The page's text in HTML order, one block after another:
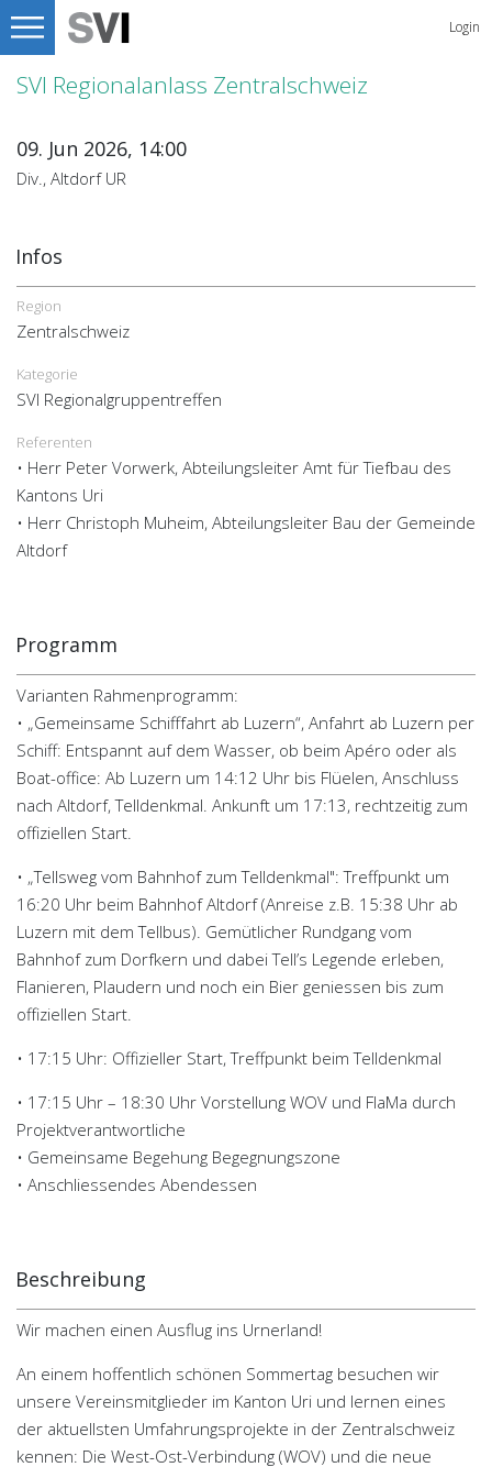
Login
SVI Regionalanlass Zentralschweiz
09. Jun 2026, 14:00
Div., Altdorf UR
Infos
Region
Zentralschweiz
Kategorie
SVI Regionalgruppentreffen
Referenten
• Herr Peter Vorwerk, Abteilungsleiter Amt für Tiefbau des
Kantons Uri
• Herr Christoph Muheim, Abteilungsleiter Bau der Gemeinde
Altdorf
Programm
Varianten Rahmenprogramm:
• „Gemeinsame Schifffahrt ab Luzern“, Anfahrt ab Luzern per
Schiff: Entspannt auf dem Wasser, ob beim Apéro oder als
Boat-office: Ab Luzern um 14:12 Uhr bis Flüelen, Anschluss
nach Altdorf, Telldenkmal. Ankunft um 17:13, rechtzeitig zum
offiziellen Start.
• „Tellsweg vom Bahnhof zum Telldenkmal": Treffpunkt um
16:20 Uhr beim Bahnhof Altdorf (Anreise z.B. 15:38 Uhr ab
Luzern mit dem Tellbus). Gemütlicher Rundgang vom
Bahnhof zum Dorfkern und dabei Tell’s Legende erleben,
Flanieren, Plaudern und noch ein Bier geniessen bis zum
offiziellen Start.
• 17:15 Uhr: Offizieller Start, Treffpunkt beim Telldenkmal
• 17:15 Uhr – 18:30 Uhr Vorstellung WOV und FlaMa durch
Projektverantwortliche
• Gemeinsame Begehung Begegnungszone
• Anschliessendes Abendessen
Beschreibung
Wir machen einen Ausflug ins Urnerland!
An einem hoffentlich schönen Sommertag besuchen wir
unsere Vereinsmitglieder im Kanton Uri und lernen eines
der aktuellsten Umfahrungsprojekte in der Zentralschweiz
kennen: Die West-Ost-Verbindung (WOV) und die neue